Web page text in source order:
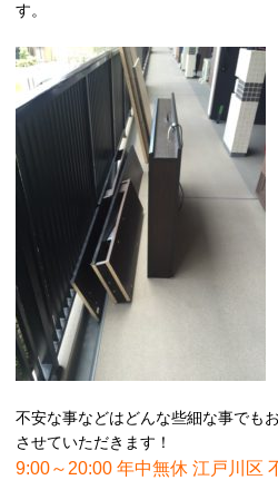
す。
不安な事などはどんな些細な事でも
させていただきます！
9:00～20:00 年中無休 江戸川区